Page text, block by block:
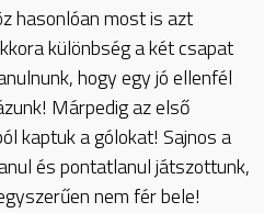
hasonlóan most is azt
különbség a két csapat
hogy egy jó ellenfél
Márpedig az első
kaptuk a gólokat! Sajnos a
és pontatlanul játszottunk,
nem fér bele!